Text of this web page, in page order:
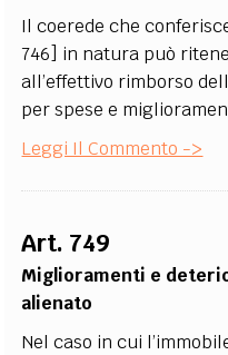
Il coerede che
746] in natura può
all’effettivo rimborso
per spese e
Leggi Il Commento ->
Art. 749
Miglioramenti e
alienato
Nel caso in cui